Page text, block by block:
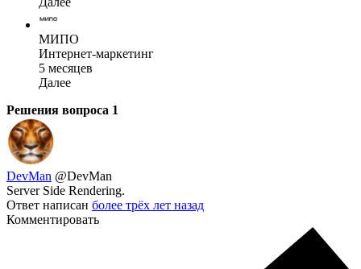
МИПО
Интернет-маркетинг
5 месяцев
Далее
Решения вопроса 1
DevMan @DevMan
Server Side Rendering.
Ответ написан более трёх лет назад
Комментировать